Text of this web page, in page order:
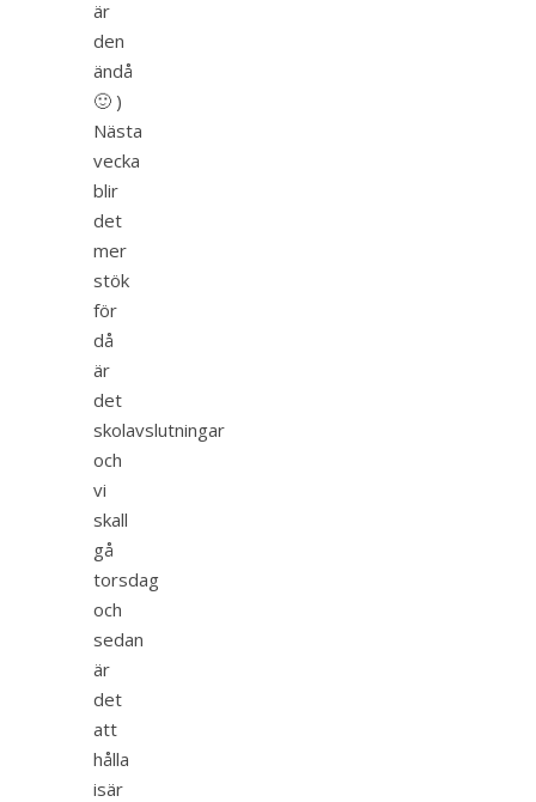
är
den
ändå
🙂 )
Nästa
vecka
blir
det
mer
stök
för
då
är
det
skolavslutningar
och
vi
skall
gå
torsdag
och
sedan
är
det
att
hålla
isär